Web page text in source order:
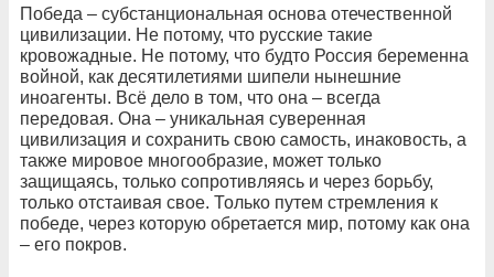
Победа – субстанциональная основа отечественной
цивилизации. Не потому, что русские такие
кровожадные. Не потому, что будто Россия беременна
войной, как десятилетиями шипели нынешние
иноагенты. Всё дело в том, что она – всегда
передовая. Она – уникальная суверенная
цивилизация и сохранить свою самость, инаковость, а
также мировое многообразие, может только
защищаясь, только сопротивляясь и через борьбу,
только отстаивая свое. Только путем стремления к
победе, через которую обретается мир, потому как она
– его покров.